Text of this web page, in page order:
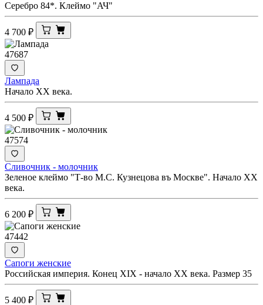
Серебро 84*. Клеймо "АЧ"
4 700 ₽
47687
Лампада
Начало ХХ века.
4 500 ₽
47574
Сливочник - молочник
Зеленое клеймо "Т-во М.С. Кузнецова въ Москве". Начало ХХ
века.
6 200 ₽
47442
Сапоги женские
Российская империя. Конец XIX - начало ХХ века. Размер 35
5 400 ₽